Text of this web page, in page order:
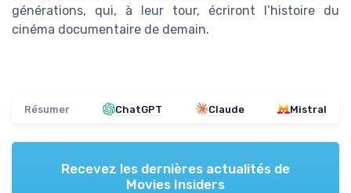
générations, qui, à leur tour, écriront l’histoire du
cinéma documentaire de demain.
Résumer ChatGPT Claude Mistral
Recevez les dernières actualités de
Movies Insiders